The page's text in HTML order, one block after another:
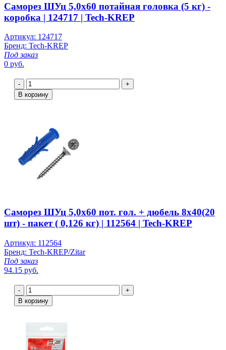
Саморез ШУц 5,0х60 потайная головка (5 кг) -
коробка | 124717 | Tech-KREP
Артикул: 124717
Бренд: Tech-KREP
Под заказ
0 руб.
-
+
В корзину
Саморез ШУц 5,0х60 пот. гол. + дюбель 8х40(20
шт) - пакет ( 0,126 кг) | 112564 | Tech-KREP
Артикул: 112564
Бренд: Tech-KREP/Zitar
Под заказ
94.15 руб.
-
+
В корзину